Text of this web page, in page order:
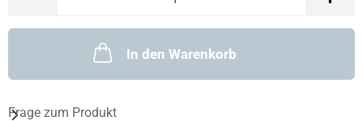
In den Warenkorb
Frage zum Produkt